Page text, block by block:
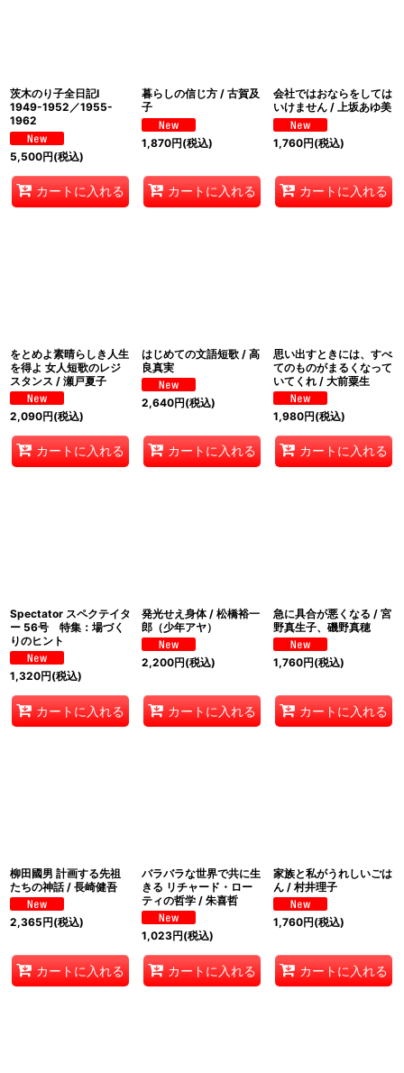
茨木のり子全日記I
1949-1952／1955-
1962
5,500円(税込)
カートに入れる
暮らしの信じ方 / 古賀及
子
1,870円(税込)
カートに入れる
会社ではおならをしては
いけません / 上坂あゆ美
1,760円(税込)
カートに入れる
をとめよ素晴らしき人生
を得よ 女人短歌のレジ
スタンス / 瀬戸夏子
2,090円(税込)
カートに入れる
はじめての文語短歌 / 高
良真実
2,640円(税込)
カートに入れる
思い出すときには、すべ
てのものがまるくなって
いてくれ / 大前粟生
1,980円(税込)
カートに入れる
Spectator スペクテイタ
ー 56号 特集：場づく
りのヒント
1,320円(税込)
カートに入れる
発光せえ身体 / 松橋裕一
郎（少年アヤ）
2,200円(税込)
カートに入れる
急に具合が悪くなる / 宮
野真生子、磯野真穂
1,760円(税込)
カートに入れる
柳田國男 計画する先祖
たちの神話 / 長崎健吾
2,365円(税込)
カートに入れる
バラバラな世界で共に生
きる リチャード・ロー
ティの哲学 / 朱喜哲
1,023円(税込)
カートに入れる
家族と私がうれしいごは
ん / 村井理子
1,760円(税込)
カートに入れる